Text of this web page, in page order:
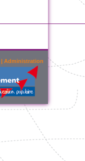
| Administration